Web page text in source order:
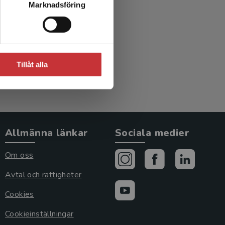
Marknadsföring
Tillåt alla
Allmänna länkar
Om oss
Avtal och rättigheter
Cookies
Cookieinställningar
Sociala medier